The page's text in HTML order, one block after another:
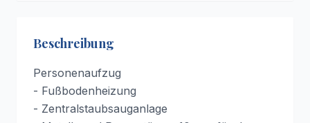
Beschreibung
Personenaufzug
- Fußbodenheizung
- Zentralstaubsauganlage